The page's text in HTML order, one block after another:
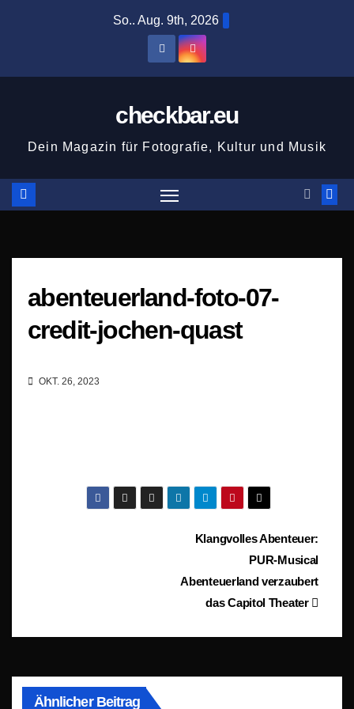
So.. Aug. 9th, 2026
checkbar.eu
Dein Magazin für Fotografie, Kultur und Musik
abenteuerland-foto-07-
credit-jochen-quast
OKT. 26, 2023
BeitragsnavigationKlangvolles Abenteuer:
PUR-Musical
Abenteuerland verzaubert
das Capitol Theater
Ähnlicher Beitrag